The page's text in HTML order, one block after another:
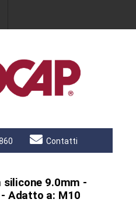
Contatti
silicone 9.0mm -
Adatto a: M10